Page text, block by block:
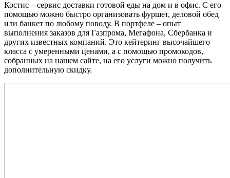
Костис – сервис доставки готовой еды на дом и в офис. С его
помощью можно быстро организовать фуршет, деловой обед
или банкет по любому поводу. В портфеле – опыт
выполнения заказов для Газпрома, Мегафона, Сбербанка и
других известных компаний. Это кейтеринг высочайшего
класса с умеренными ценами, а с помощью промокодов,
собранных на нашем сайте, на его услуги можно получить
дополнительную скидку.